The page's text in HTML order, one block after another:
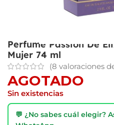
Perfume Passion De
Mujer 74 ml
(8 valoraciones
AGOTADO
Sin existencias
💬 ¿No sabes cuál elegir?